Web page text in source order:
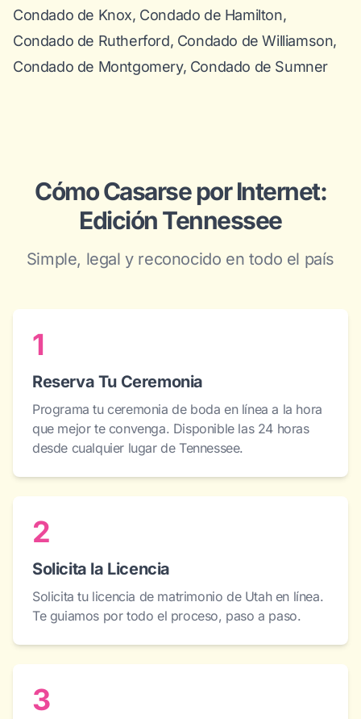
Condado de Knox, Condado de Hamilton,
Condado de Rutherford, Condado de Williamson,
Condado de Montgomery, Condado de Sumner
Cómo Casarse por Internet:
Edición Tennessee
Simple, legal y reconocido en todo el país
1
Reserva Tu Ceremonia
Programa tu ceremonia de boda en línea a la hora
que mejor te convenga. Disponible las 24 horas
desde cualquier lugar de Tennessee.
2
Solicita la Licencia
Solicita tu licencia de matrimonio de Utah en línea.
Te guiamos por todo el proceso, paso a paso.
3